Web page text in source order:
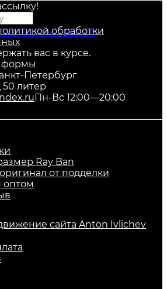
обработки
вас в курсе.
формы
Петербург
50 литер
Пн-Вс 12:00—20:00
Ray Ban
от подделки
оптом
сайта Anton Ivlichev